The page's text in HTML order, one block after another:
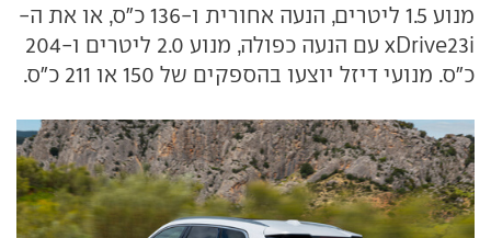
מנוע 1.5 ליטרים, הנעה אחורית ו-136 כ"ס, או את ה-
xDrive23i עם הנעה כפולה, מנוע 2.0 ליטרים ו-204
כ"ס. מנועי דיזל יוצעו בהספקים של 150 או 211 כ"ס.